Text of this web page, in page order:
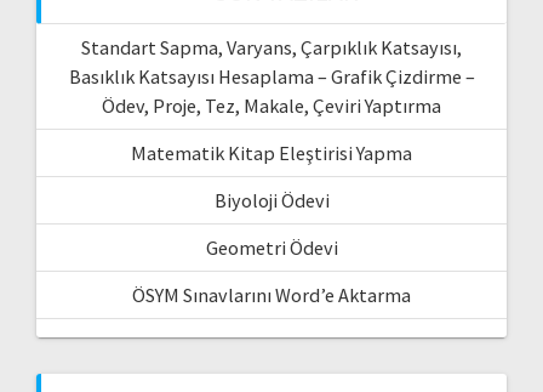
Standart Sapma, Varyans, Çarpıklık Katsayısı,
Basıklık Katsayısı Hesaplama – Grafik Çizdirme –
Ödev, Proje, Tez, Makale, Çeviri Yaptırma
Matematik Kitap Eleştirisi Yapma
Biyoloji Ödevi
Geometri Ödevi
ÖSYM Sınavlarını Word’e Aktarma